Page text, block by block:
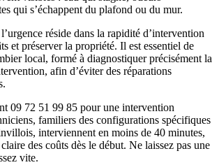
qui s’échappent du plafond ou du mur.
réside dans la rapidité d’intervention
et préserver la propriété. Il est essentiel de
local, formé à diagnostiquer précisément la
afin d’éviter des réparations
09 72 51 99 85 pour une intervention
familiers des configurations spécifiques
interviennent en moins de 40 minutes,
des coûts dès le début. Ne laissez pas une
vite.